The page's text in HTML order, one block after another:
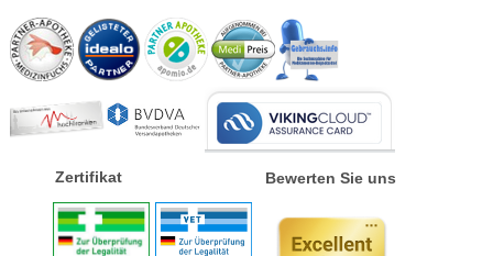
Zertifikat Bewerten Sie uns